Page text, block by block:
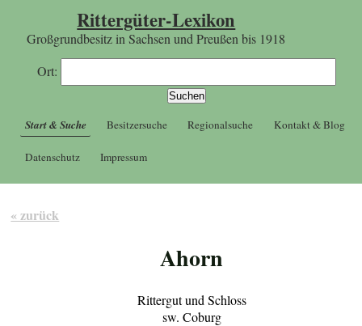
Rittergüter-Lexikon
Großgrundbesitz in Sachsen und Preußen bis 1918
Ort:
Start & Suche Besitzersuche Regionalsuche Kontakt & Blog
Datenschutz Impressum
« zurück
Ahorn
Rittergut und Schloss
sw. Coburg